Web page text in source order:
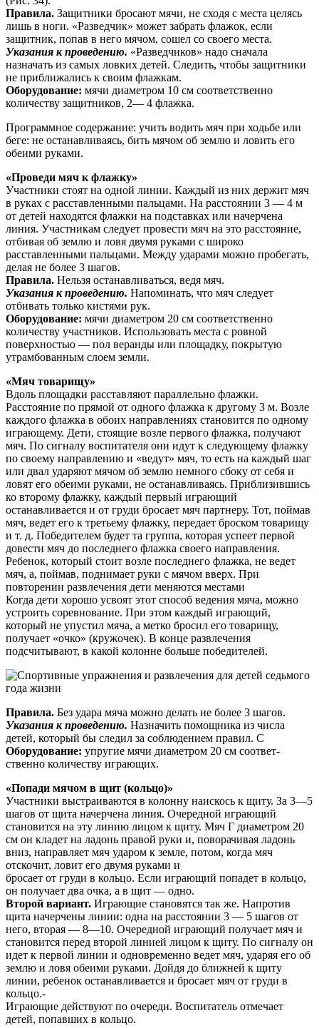
Правила. Защитники бросают мячи, не сходя с места целясь
лишь в ноги. «Разведчик» может забрать флажок, если
защитник, попав в него мячом, сошел со своего места.
Указания к проведению. «Разведчиков» надо сначала
назначать из самых ловких детей. Следить, чтобы за­щитники
не приближались к своим флажкам.
Оборудование: мячи диаметром 10 см соответственно
количеству защитников, 2— 4 флажка.
Программное содержание: учить водить мяч при ходьбе или
беге: не останавливаясь, бить мячом об землю и ловить его
обеими руками.
«Проведи мяч к флажку»
Участники стоят на одной линии. Каждый из них держит мяч
в руках с расставленными пальцами. На расстоянии 3 — 4 м
от детей находятся флажки на подставках или начерчена
линия. Участникам следует провести мяч на это расстояние,
отбивая об землю и ловя двумя руками с широко
расставленными пальцами. Между ударами можно пробегать,
делая не более 3 шагов.
Правила. Нельзя останавливаться, ведя мяч.
Указания к проведению. Напоминать, что мяч сле­дует
отбивать только кистями рук.
Оборудование: мячи диаметром 20 см соответствен­но
количеству участников. Использовать места с ровной
поверхностью — пол веранды или площадку, покрытую
утрамбованным слоем земли.
«Мяч товарищу»
Вдоль площадки расставляют параллельно флажки.
Расстояние по прямой от одного флажка к другому 3 м. Возле
каждого флажка в обоих направлениях ста­новится по одному
играющему. Дети, стоящие возле первого флажка, получают
мяч. По сигналу воспитателя они идут к следующему флажку
по своему направлению и «ведут» мяч, то есть на каждый шаг
или двал ударяют мячом об землю немного сбоку от себя и
ловят его обеими руками, не останавливаясь. Приблизившись
ко второму флажку, каждый первый играющий
останавливается и от груди бросает мяч партнеру. Тот, поймав
мяч, ведет его к третьему флажку, передает броском товарищу
и т. д. Победителем будет та группа, которая успеет первой
довести мяч до последнего флажка своего направления.
Ребенок, который стоит возле последнего флажка, не ведет
мяч, а, поймав, поднимает руки с мячом вверх. При
повторении развлечения дети меняются местами
Когда дети хорошо усвоят этот способ ведения мяча, можно
устроить соревнование. При этом каждый играю­щий,
который не упустил мяча, а метко бросил его товари­щу,
получает «очко» (кружочек). В конце развлечения
подсчитывают, в какой колонне больше победителей.
Правила. Без удара мяча можно делать не более 3 шагов.
Указания к проведению. Назначить помощника из числа
детей, который бы следил за соблюдением правил. С
Оборудование: упругие мячи диаметром 20 см соответ­
ственно количеству играющих.
«Попади мячом в щит (кольцо)»
Участники выстраиваются в колонну наискось к щиту. За 3—5
шагов от щита начерчена линия. Очередной играющий
становится на эту линию лицом к щиту. Мяч Г диаметром 20
см он кладет на ладонь правой руки и, поворачивая ладонь
вниз, направляет мяч ударом к земле, потом, когда мяч
отскочит, ловит его двумя руками и
бросает от груди в кольцо. Если играющий попадет в кольцо,
он получает два очка, а в щит — одно.
Второй вариант. Играющие становятся так же. Напро­тив
щита начерчены линии: одна на расстоянии 3 — 5 ша­гов от
него, вторая — 8—10. Очередной играющий полу­чает мяч и
становится перед второй линией лицом к щиту. По сигналу он
идет к первой линии и одновременно ведет мяч, ударяя его об
землю и ловя обеими руками. Дойдя до ближней к щиту
линии, ребенок останавливается и бросает мяч от груди в
кольцо.-
Играющие действуют по очереди. Воспитатель отме­чает
детей, попавших в кольцо.